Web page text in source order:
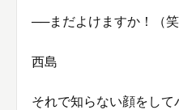
──まだよけますか！（笑
西島
それで知らない顔をし